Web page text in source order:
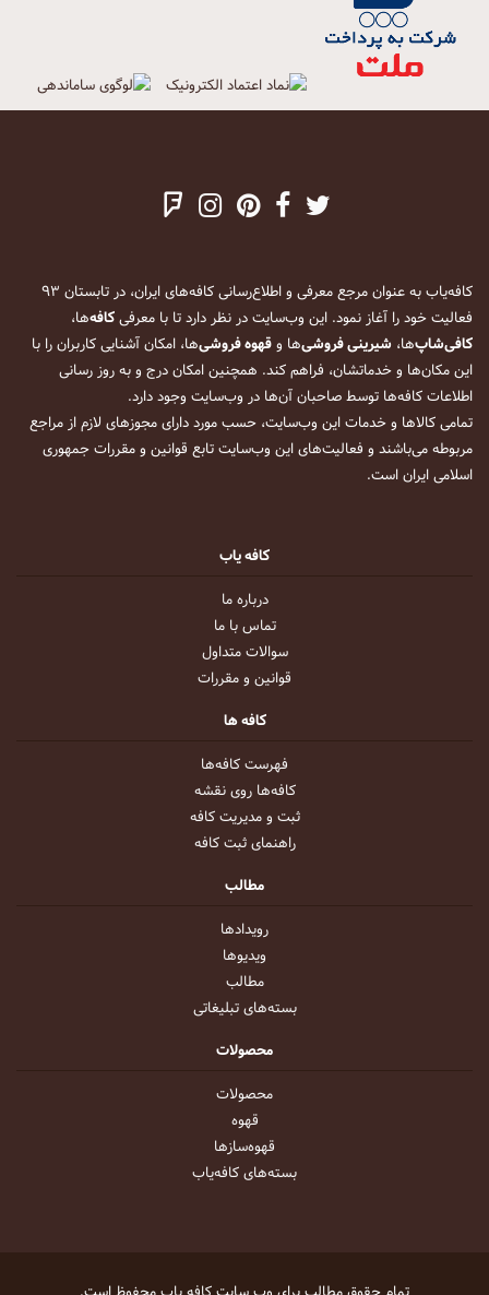
کافه‌یاب به عنوان مرجع معرفی و اطلاع‌رسانی کافه‌های ایران، در تابستان ۹۳
فعالیت خود را آغاز نمود. این وب‌سایت در نظر دارد تا با معرفیکافه‌ها،
کافی‌شاپ‌ها، شیرینی فروشی‌ها وقهوه فروشی‌ها، امکان آشنایی کاربران را با
این مکان‌ها و خدماتشان، فراهم کند. همچنین امکان درج و به روز رسانی
اطلاعات کافه‌ها توسط صاحبان آن‌ها در وب‌سایت وجود دارد.
تمامی کالاها و خدمات این وب‌سایت، حسب مورد دارای مجوزهای لازم از مراجع
مربوطه می‌باشند و فعالیت‌های این وب‌سایت تابع قوانین و مقررات جمهوری
اسلامی ایران است.
کافه یاب
درباره ما
تماس با ما
سوالات متداول
قوانین و مقررات
کافه ها
فهرست کافه‌ها
کافه‌ها روی نقشه
ثبت و مدیریت کافه
راهنمای ثبت کافه
مطالب
رویداد‌ها
ویدیو‌ها
مطالب
بسته‌های تبلیغاتی
محصولات
محصولات
قهوه
قهوه‌ساز‌ها
بسته‌های کافه‌یاب